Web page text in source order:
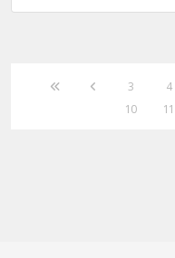
3 4
10
11